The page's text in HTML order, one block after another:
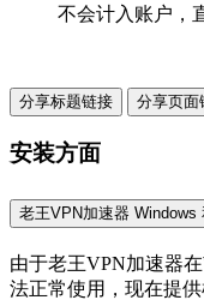
不会计入账户，
分享标题链接 分享页面
安装方面
老王VPN加速器
由于老王VPN加速器
法正常使用，现在提